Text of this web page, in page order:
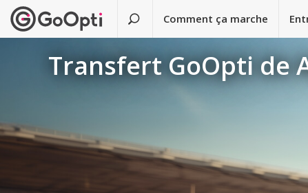
Comment ça marche
Transfert GoOpti de